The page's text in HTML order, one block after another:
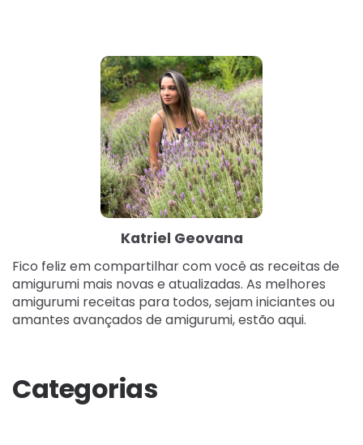
Katriel Geovana
Fico feliz em compartilhar com você as receitas de
amigurumi mais novas e atualizadas. As melhores
amigurumi receitas para todos, sejam iniciantes ou
amantes avançados de amigurumi, estão aqui.
Categorias